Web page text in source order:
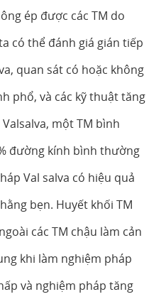
ép được các TM do
có thể đánh giá gián tiếp
quan sát có hoặc không
phổ, và các kỹ thuật tăng
một TM bình
đường kính bình thường
Val salva có hiệu quả
bẹn. Huyết khối TM
các TM chậu làm cản
khi làm nghiệm pháp
và nghiệm pháp tăng